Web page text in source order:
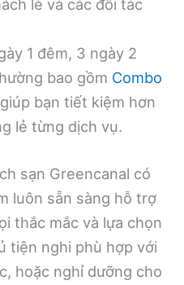
lẻ và các đối tác
1 đêm, 3 ngày 2
bao gồm Combo
bạn tiết kiệm hơn
lẻ từng dịch vụ.
sạn Greencanal có
luôn sẵn sàng hỗ trợ
thắc mắc và lựa chọn
tiện nghi phù hợp với
hoặc nghỉ dưỡng cho